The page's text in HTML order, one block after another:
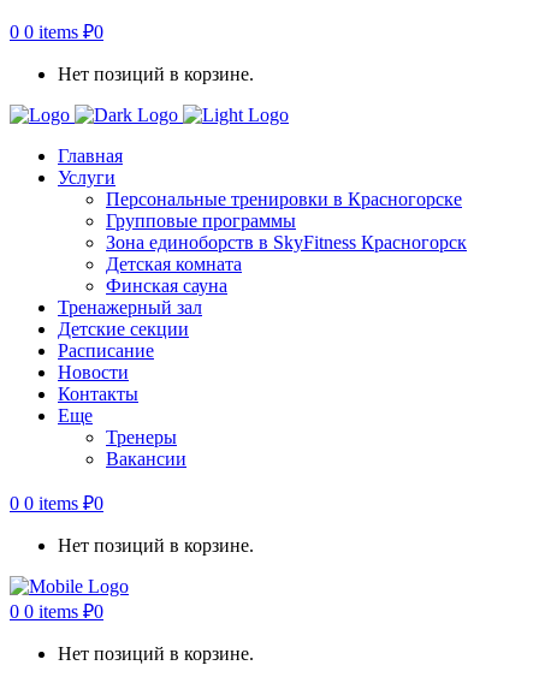
0 0 items ₽0
Нет позиций в корзине.
Главная
Услуги
Персональные тренировки в Красногорске
Групповые программы
Зона единоборств в SkyFitness Красногорск
Детская комната
Финская сауна
Тренажерный зал
Детские секции
Расписание
Новости
Контакты
Еще
Тренеры
Вакансии
0 0 items ₽0
Нет позиций в корзине.
0 0 items ₽0
Нет позиций в корзине.